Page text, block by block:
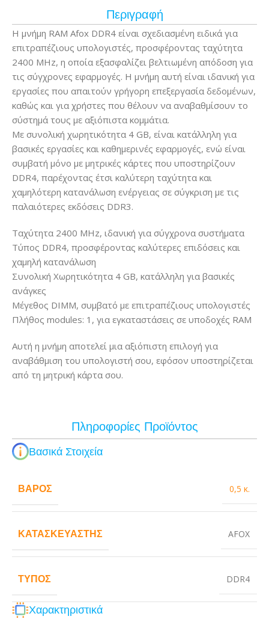
Περιγραφή
Η μνήμη RAM Afox DDR4 είναι σχεδιασμένη ειδικά για
επιτραπέζιους υπολογιστές, προσφέροντας ταχύτητα
2400 MHz, η οποία εξασφαλίζει βελτιωμένη απόδοση για
τις σύγχρονες εφαρμογές. Η μνήμη αυτή είναι ιδανική για
εργασίες που απαιτούν γρήγορη επεξεργασία δεδομένων,
καθώς και για χρήστες που θέλουν να αναβαθμίσουν το
σύστημά τους με αξιόπιστα κομμάτια.
Με συνολική χωρητικότητα 4 GB, είναι κατάλληλη για
βασικές εργασίες και καθημερινές εφαρμογές, ενώ είναι
συμβατή μόνο με μητρικές κάρτες που υποστηρίζουν
DDR4, παρέχοντας έτσι καλύτερη ταχύτητα και
χαμηλότερη κατανάλωση ενέργειας σε σύγκριση με τις
παλαιότερες εκδόσεις DDR3.
Ταχύτητα 2400 MHz, ιδανική για σύγχρονα συστήματα
Τύπος DDR4, προσφέροντας καλύτερες επιδόσεις και
χαμηλή κατανάλωση
Συνολική Χωρητικότητα 4 GB, κατάλληλη για βασικές
ανάγκες
Μέγεθος DIMM, συμβατό με επιτραπέζιους υπολογιστές
Πλήθος modules: 1, για εγκαταστάσεις σε υποδοχές RAM
Αυτή η μνήμη αποτελεί μια αξιόπιστη επιλογή για
αναβάθμιση του υπολογιστή σου, εφόσον υποστηρίζεται
από τη μητρική κάρτα σου.
Πληροφορίες Προϊόντος
Βασικά Στοιχεία
ΒΆΡΟΣ 0,5 κ.
ΚΑΤΑΣΚΕΥΑΣΤΉΣ AFOX
ΤΎΠΟΣ DDR4
Χαρακτηριστικά